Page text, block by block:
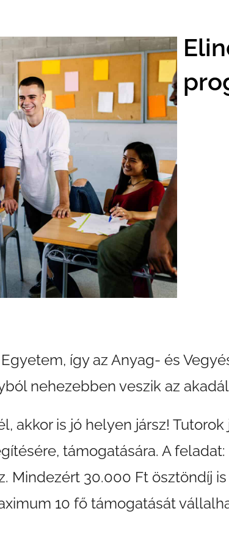
így az Anyag- és
nehezebben veszik az
akkor is jó helyen jársz!
támogatására. A
Mindezért 30.000 Ft ösztöndíj
10 fő támogatását